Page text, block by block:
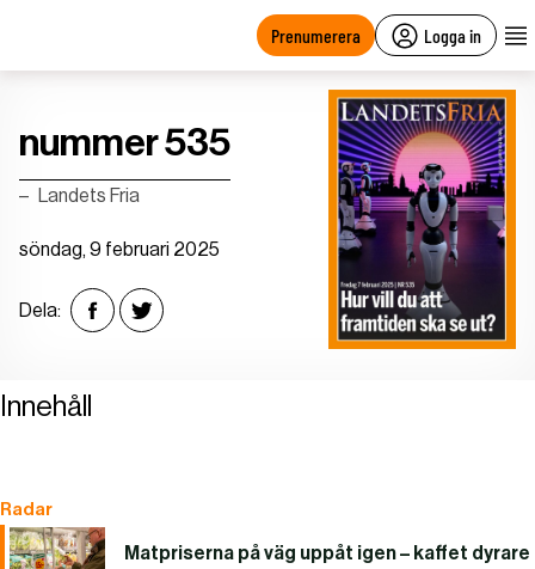
Prenumerera Logga in
nummer 535
Landets Fria
söndag, 9 februari 2025
Dela:
Innehåll
Radar
Matpriserna på väg uppåt igen – kaffet dyrare